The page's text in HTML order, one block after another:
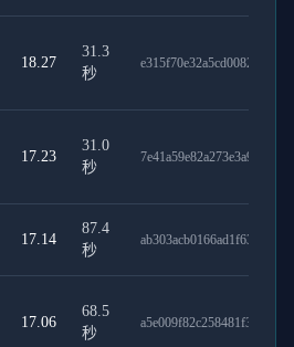
18.27
31.3
秒
e315f70e32a5cd0082a1
17.23
31.0
秒
7e41a59e82a273e3a9c4
17.14
87.4
秒
ab303acb0166ad1f63f3
17.06
68.5
秒
a5e009f82c258481f3ce